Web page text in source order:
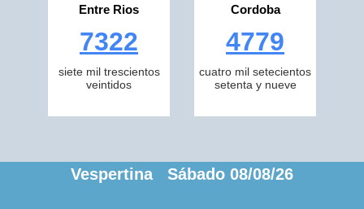
Entre Rios
7322
siete mil trescientos
veintidos
Cordoba
4779
cuatro mil setecientos
setenta y nueve
Vespertina Sábado 08/08/26